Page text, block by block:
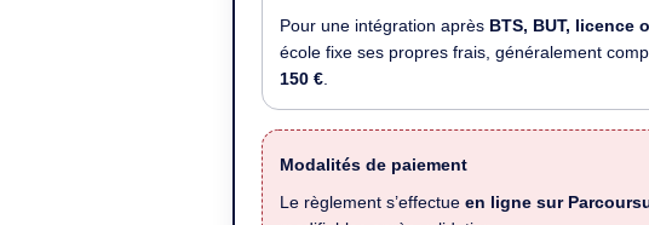
Pour une intégration après BTS, BUT, licence
école fixe ses propres frais, généralement
150 €.
Modalités de paiement
Le règlement s’effectue en ligne sur